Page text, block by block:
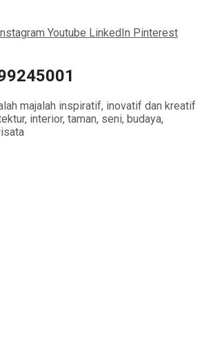
Youtube LinkedIn Pinterest
majalah inspiratif, inovatif dan kreatif
interior, taman, seni, budaya,